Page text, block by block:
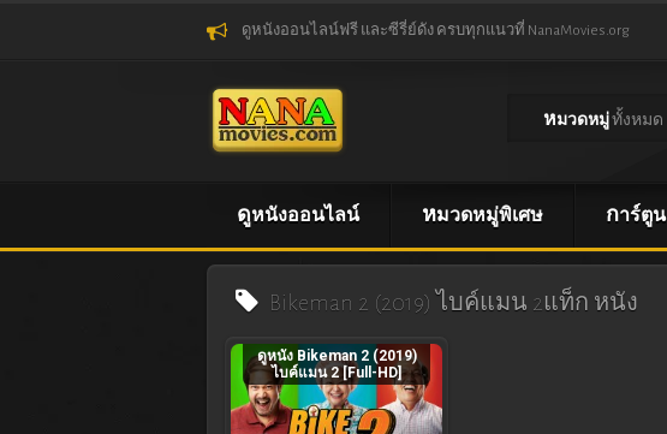
ดูหนังออนไลน์ฟรี และซีรี่ย์ดัง ครบทุกแนวที่ NanaMovies.org
หมวดหมู่ทั้งหมด
ดูหนังออนไลน์ หมวดหมู่พิเศษ การ์ตูน
Bikeman 2 (2019) ไบค์แมน 2แท็ก หนัง
ดูหนัง Bikeman 2 (2019)
ไบค์แมน 2 [Full-HD]